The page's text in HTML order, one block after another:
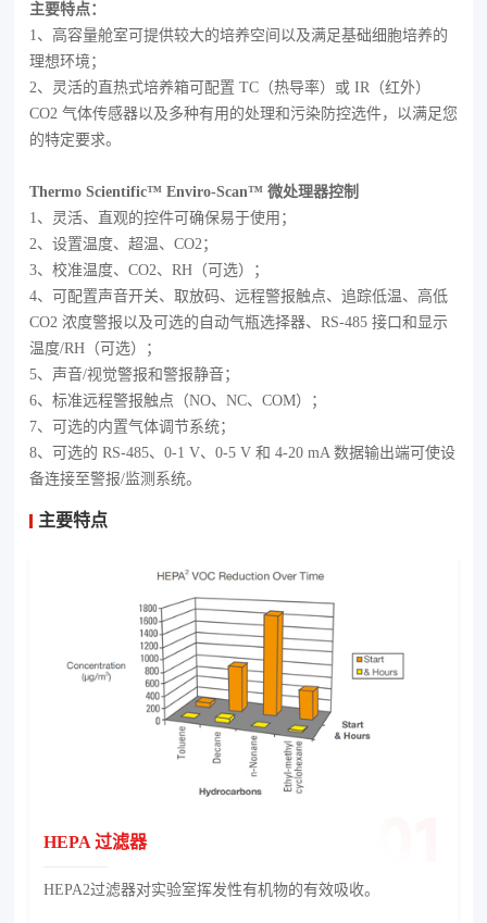
主要特点：
1、高容量舱室可提供较大的培养空间以及满足基础细胞培养的
理想环境；
2、灵活的直热式培养箱可配置 TC（热导率）或 IR（红外）
CO2 气体传感器以及多种有用的处理和污染防控选件，以满足您
的特定要求。
Thermo Scientific™ Enviro-Scan™ 微处理器控制
1、灵活、直观的控件可确保易于使用；
2、设置温度、超温、CO2；
3、校准温度、CO2、RH（可选）；
4、可配置声音开关、取放码、远程警报触点、追踪低温、高低
CO2 浓度警报以及可选的自动气瓶选择器、RS-485 接口和显示
温度/RH（可选）；
5、声音/视觉警报和警报静音；
6、标准远程警报触点（NO、NC、COM）；
7、可选的内置气体调节系统；
8、可选的 RS-485、0-1 V、0-5 V 和 4-20 mA 数据输出端可使设
备连接至警报/监测系统。
主要特点
HEPA 过滤器
HEPA2过滤器对实验室挥发性有机物的有效吸收。